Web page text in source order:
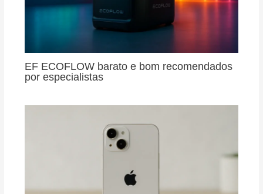
EF ECOFLOW barato e bom recomendados
por especialistas